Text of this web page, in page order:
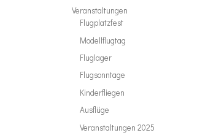
Veranstaltungen
Flugplatzfest
Modellflugtag
Fluglager
Flugsonntage
Kinderfliegen
Ausflüge
Veranstaltungen 2025